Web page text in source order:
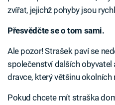
zvířat, jejichž pohyby jsou
Přesvědčte se o tom sami.
Ale pozor! Strašek paví se
společenství dalších obyvatel
dravce, který většinu okolních
Pokud chcete mít straška